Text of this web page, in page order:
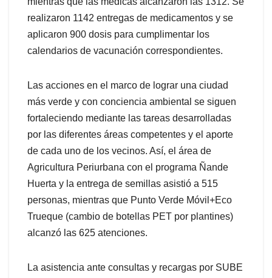
realizaron 1142 entregas de medicamentos y se
aplicaron 900 dosis para cumplimentar los
calendarios de vacunación correspondientes.
Las acciones en el marco de lograr una ciudad
más verde y con conciencia ambiental se siguen
fortaleciendo mediante las tareas desarrolladas
por las diferentes áreas competentes y el aporte
de cada uno de los vecinos. Así, el área de
Agricultura Periurbana con el programa Ñande
Huerta y la entrega de semillas asistió a 515
personas, mientras que Punto Verde Móvil+Eco
Trueque (cambio de botellas PET por plantines)
alcanzó las 625 atenciones.
La asistencia ante consultas y recargas por SUBE